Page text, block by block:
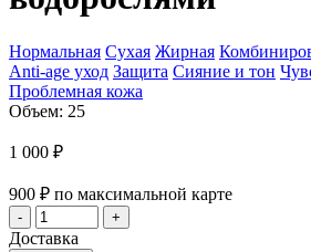
Нормальная Сухая Жирная
Anti-age уход Защита Сияние и тон
Проблемная кожа
Объем: 25
1 000 ₽
900 ₽ по максимальной карте
Доставка